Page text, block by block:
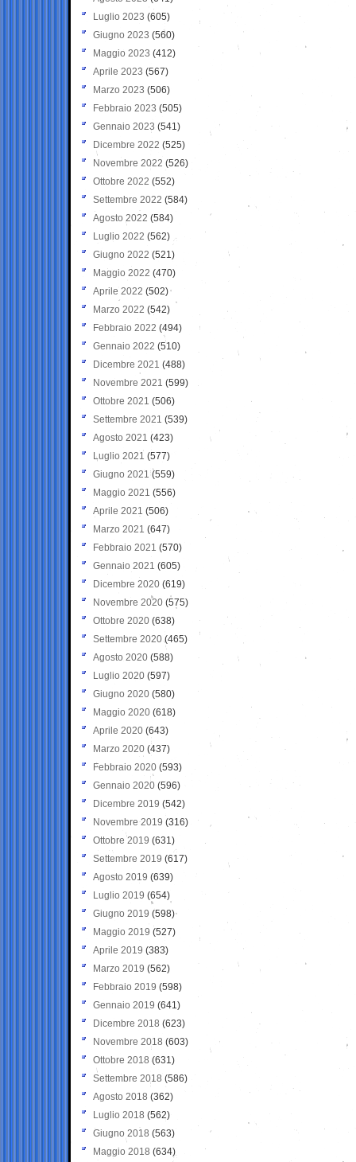
Luglio 2023 (605)
Giugno 2023 (560)
Maggio 2023 (412)
Aprile 2023 (567)
Marzo 2023 (506)
Febbraio 2023 (505)
Gennaio 2023 (541)
Dicembre 2022 (525)
Novembre 2022 (526)
Ottobre 2022 (552)
Settembre 2022 (584)
Agosto 2022 (584)
Luglio 2022 (562)
Giugno 2022 (521)
Maggio 2022 (470)
Aprile 2022 (502)
Marzo 2022 (542)
Febbraio 2022 (494)
Gennaio 2022 (510)
Dicembre 2021 (488)
Novembre 2021 (599)
Ottobre 2021 (506)
Settembre 2021 (539)
Agosto 2021 (423)
Luglio 2021 (577)
Giugno 2021(559)
Maggio 2021 (556)
Aprile 2021 (506)
Marzo 2021 (647)
Febbraio 2021 (570)
Gennaio 2021 (605)
Dicembre 2020 (619)
Novembre 2020 (575)
Ottobre 2020 (638)
Settembre 2020(465)
Agosto 2020 (588)
Luglio 2020 (597)
Giugno 2020 (580)
Maggio 2020 (618)
Aprile 2020 (643)
Marzo 2020 (437)
Febbraio 2020 (593)
Gennaio 2020 (596)
Dicembre 2019 (542)
Novembre 2019 (316)
Ottobre 2019 (631)
Settembre 2019 (617)
Agosto 2019 (639)
Luglio 2019 (654)
Giugno 2019 (598)
Maggio 2019 (527)
Aprile 2019 (383)
Marzo 2019 (562)
Febbraio 2019 (598)
Gennaio 2019 (641)
Dicembre 2018 (623)
Novembre 2018 (603)
Ottobre 2018 (631)
Settembre 2018 (586)
Agosto 2018 (362)
Luglio 2018 (562)
Giugno 2018 (563)
Maggio 2018 (634)